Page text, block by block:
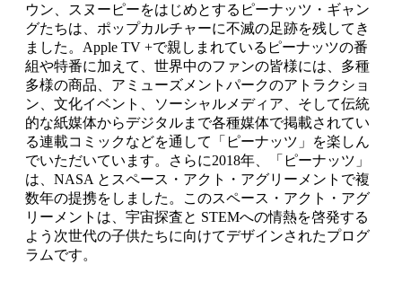
ウン、スヌーピーをはじめとするピーナッツ・ギャン
グたちは、ポップカルチャーに不滅の足跡を残してき
ました。Apple TV +で親しまれているピーナッツの番
組や特番に加えて、世界中のファンの皆様には、多種
多様の商品、アミューズメントパークのアトラクショ
ン、文化イベント、ソーシャルメディア、そして伝統
的な紙媒体からデジタルまで各種媒体で掲載されてい
る連載コミックなどを通して「ピーナッツ」を楽しん
でいただいています。さらに2018年、「ピーナッツ」
は、NASA とスペース・アクト・アグリーメントで複
数年の提携をしました。このスペース・アクト・アグ
リーメントは、宇宙探査と STEMへの情熱を啓発する
よう次世代の子供たちに向けてデザインされたプログ
ラムです。